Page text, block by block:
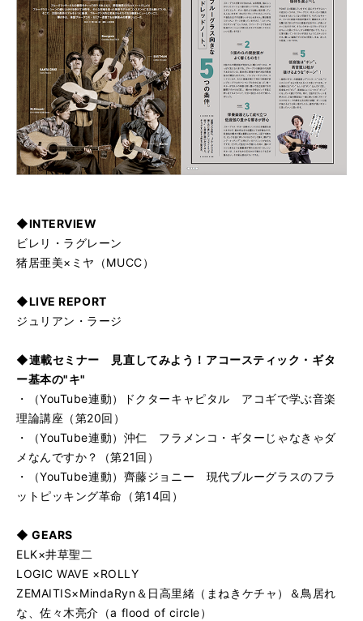
◆INTERVIEW
ビレリ・ラグレーン
猪居亜美×ミヤ（MUCC）
◆LIVE REPORT
ジュリアン・ラージ
◆連載セミナー 見直してみよう！アコースティック・ギタ
ー基本の"キ"
・（YouTube連動）ドクターキャピタル アコギで学ぶ音楽
理論講座（第20回）
・（YouTube連動）沖仁 フラメンコ・ギターじゃなきゃダ
メなんですか？（第21回）
・（YouTube連動）齊藤ジョニー 現代ブルーグラスのフラ
ットピッキング革命（第14回）
◆ GEARS
ELK×井草聖二
LOGIC WAVE ×ROLLY
ZEMAITIS×MindaRyn＆日高里緒（まねきケチャ）＆鳥居れ
な、佐々木亮介（a flood of circle）